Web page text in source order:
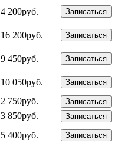
4 200руб. Записаться
16 200руб. Записаться
9 450руб. Записаться
10 050руб. Записаться
2 750руб. Записаться
3 850руб. Записаться
5 400руб. Записаться